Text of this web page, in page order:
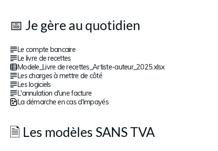
📅 Je gère au quotidien
Le compte bancaire
Le livre de recettes
Modele_Livre de recettes_Artiste-auteur_2025.xlsx
Les charges à mettre de côté
Les logiciels
L'annulation d'une facture
La démarche en cas d'impayés
🗎 Les modèles SANS TVA